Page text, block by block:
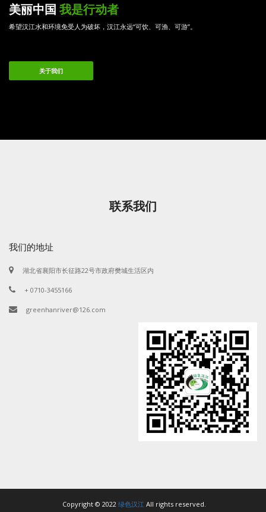
美丽中国 我是行动者
希望汉江水和环境免受人为破坏，汉江永远“可饮、可渔、可游”。
关于我们
联系我们
我们的地址
湖北省襄阳市长征路22号市政府樊城生活区内
+ 0710-3455166
greenhanriver@126.com
Copyright © 2022 绿色汉江 All rights reserved.